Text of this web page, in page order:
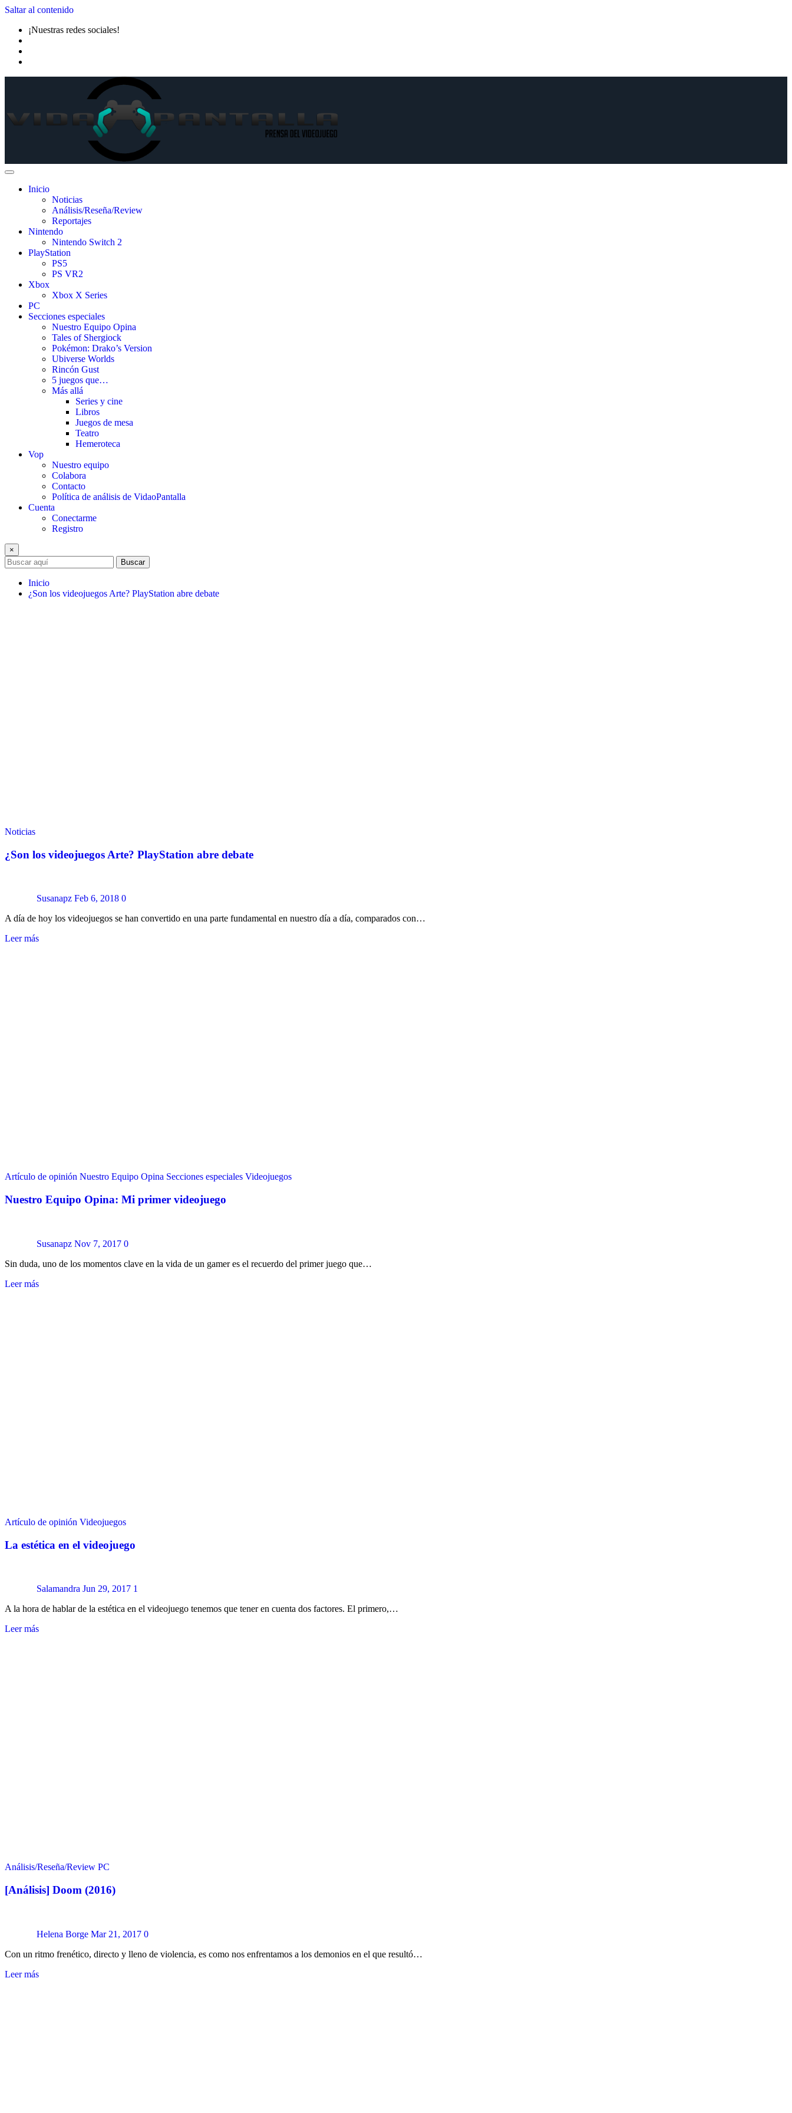
Saltar al contenido
¡Nuestras redes sociales!
Inicio
Noticias
Análisis/Reseña/Review
Reportajes
Nintendo
Nintendo Switch 2
PlayStation
PS5
PS VR2
Xbox
Xbox X Series
PC
Secciones especiales
Nuestro Equipo Opina
Tales of Shergiock
Pokémon: Drako’s Version
Ubiverse Worlds
Rincón Gust
5 juegos que…
Más allá
Series y cine
Libros
Juegos de mesa
Teatro
Hemeroteca
Vop
Nuestro equipo
Colabora
Contacto
Política de análisis de VidaoPantalla
Cuenta
Conectarme
Registro
×
Buscar
Inicio
¿Son los videojuegos Arte? PlayStation abre debate
Noticias
¿Son los videojuegos Arte? PlayStation abre debate
Susanapz Feb 6, 2018 0
A día de hoy los videojuegos se han convertido en una parte fundamental en nuestro día a día, comparados con…
Leer más
Artículo de opinión Nuestro Equipo Opina Secciones especiales Videojuegos
Nuestro Equipo Opina: Mi primer videojuego
Susanapz Nov 7, 2017 0
Sin duda, uno de los momentos clave en la vida de un gamer es el recuerdo del primer juego que…
Leer más
Artículo de opinión Videojuegos
La estética en el videojuego
Salamandra Jun 29, 2017 1
A la hora de hablar de la estética en el videojuego tenemos que tener en cuenta dos factores. El primero,…
Leer más
Análisis/Reseña/Review PC
[Análisis] Doom (2016)
Helena Borge Mar 21, 2017 0
Con un ritmo frenético, directo y lleno de violencia, es como nos enfrentamos a los demonios en el que resultó…
Leer más